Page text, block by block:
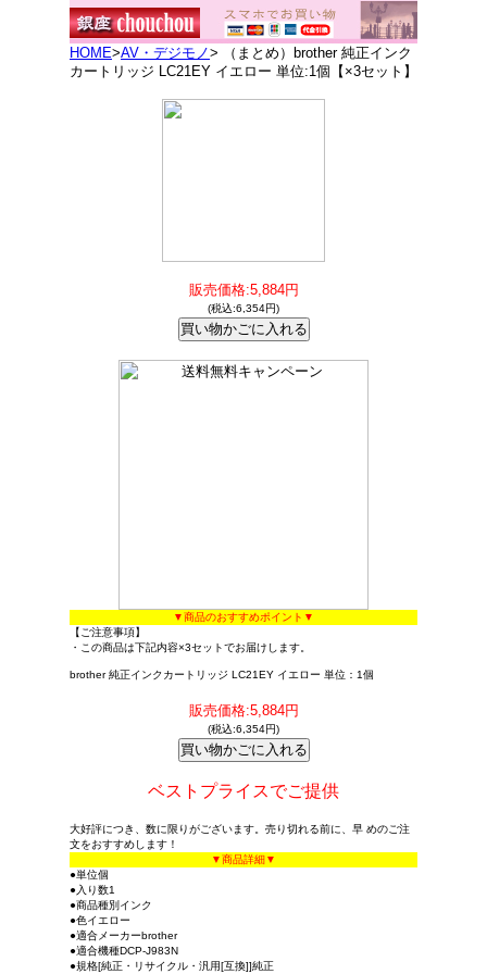
HOME>AV・デジモノ> （まとめ）brother 純正インク
カートリッジ LC21EY イエロー 単位:1個【×3セット】
販売価格:5,884円
(税込:6,354円)
▼商品のおすすめポイント▼
【ご注意事項】
・この商品は下記内容×3セットでお届けします。
brother 純正インクカートリッジ LC21EY イエロー 単位：1個
販売価格:5,884円
(税込:6,354円)
ベストプライスでご提供
大好評につき、数に限りがございます。売り切れる前に、早 めのご注
文をおすすめします！
▼商品詳細▼
●単位個
●入り数1
●商品種別インク
●色イエロー
●適合メーカーbrother
●適合機種DCP-J983N
●規格[純正・リサイクル・汎用[互換]]純正